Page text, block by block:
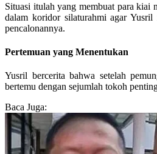
Situasi itulah yang membuat para kiai
dalam koridor silaturahmi agar Yusril
pencalonannya.
Pertemuan yang Menentukan
Yusril bercerita bahwa setelah
bertemu dengan sejumlah tokoh
Baca Juga: